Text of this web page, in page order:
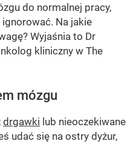
do normalnej pracy,
Na jakie
Wyjaśnia to Dr
kliniczny w The
mózgu
drgawki lub nieoczekiwane
udać się na ostry dyżur,